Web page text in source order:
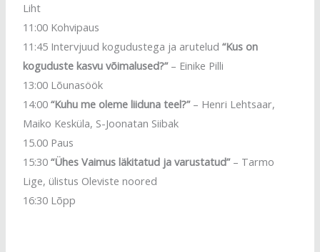
Liht
11:00 Kohvipaus
11:45 Intervjuud kogudustega ja arutelud“Kus on
koguduste kasvu võimalused?”– Einike Pilli
13:00 Lõunasöök
14:00“Kuhu me oleme liiduna teel?”– Henri Lehtsaar,
Maiko Kesküla, S-Joonatan Siibak
15.00 Paus
15:30“Ühes Vaimus läkitatud ja varustatud”– Tarmo
Lige, ülistus Oleviste noored
16:30 Lõpp